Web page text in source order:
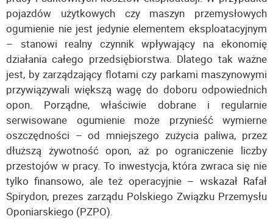
pojazdów użytkowych czy maszyn przemysłowych
ogumienie nie jest jedynie elementem eksploatacyjnym
– stanowi realny czynnik wpływający na ekonomię
działania całego przedsiębiorstwa. Dlatego tak ważne
jest, by zarządzający flotami czy parkami maszynowymi
przywiązywali większą wagę do doboru odpowiednich
opon. Porządne, właściwie dobrane i regularnie
serwisowane ogumienie może przynieść wymierne
oszczędności – od mniejszego zużycia paliwa, przez
dłuższą żywotność opon, aż po ograniczenie liczby
przestojów w pracy. To inwestycja, która zwraca się nie
tylko finansowo, ale też operacyjnie – wskazał Rafał
Spirydon, prezes zarządu Polskiego Związku Przemysłu
Oponiarskiego (PZPO).